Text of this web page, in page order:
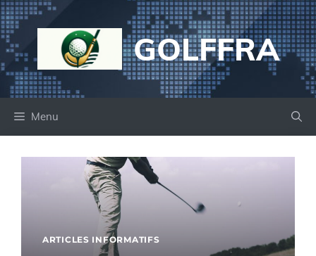
Aller
au
contenu
GOLFFRA
Menu
ARTICLES INFORMATIFS